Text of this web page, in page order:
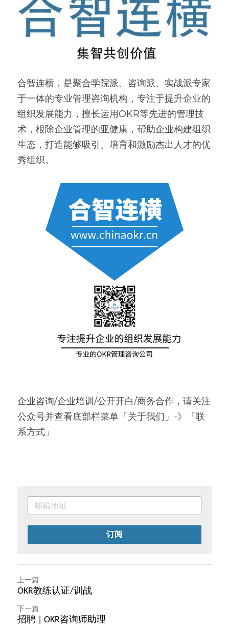
合智连横，是聚合学院派、咨询派、实战派专家
于一体的专业管理咨询机构，专注于提升企业的
组织发展能力，擅长运用OKR等先进的管理技
术，根除企业管理的亚健康，帮助企业构建组织
生态，打造能够吸引、培育和激励杰出人才的优
秀组织。
企业咨询/企业培训/公开开白/商务合作，请关注
公众号并查看底部栏菜单「关于我们」-》「联
系方式」
订阅
上一篇
OKR教练认证/训战
下一篇
招聘 | OKR咨询师助理